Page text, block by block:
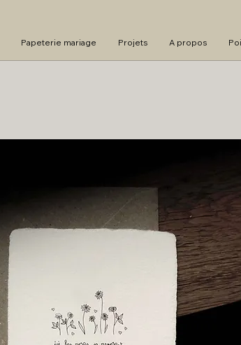
Papeterie mariage Projets A propos